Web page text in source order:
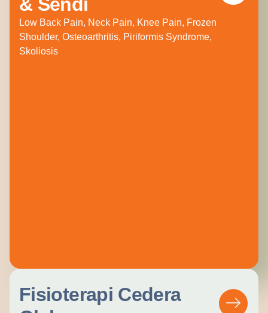
& Sendi
Low Back Pain, Neck Pain, Knee Pain, Frozen
Shoulder, Osteoarthritis, Piriformis Syndrome,
Skoliosis
Fisioterapi Cedera